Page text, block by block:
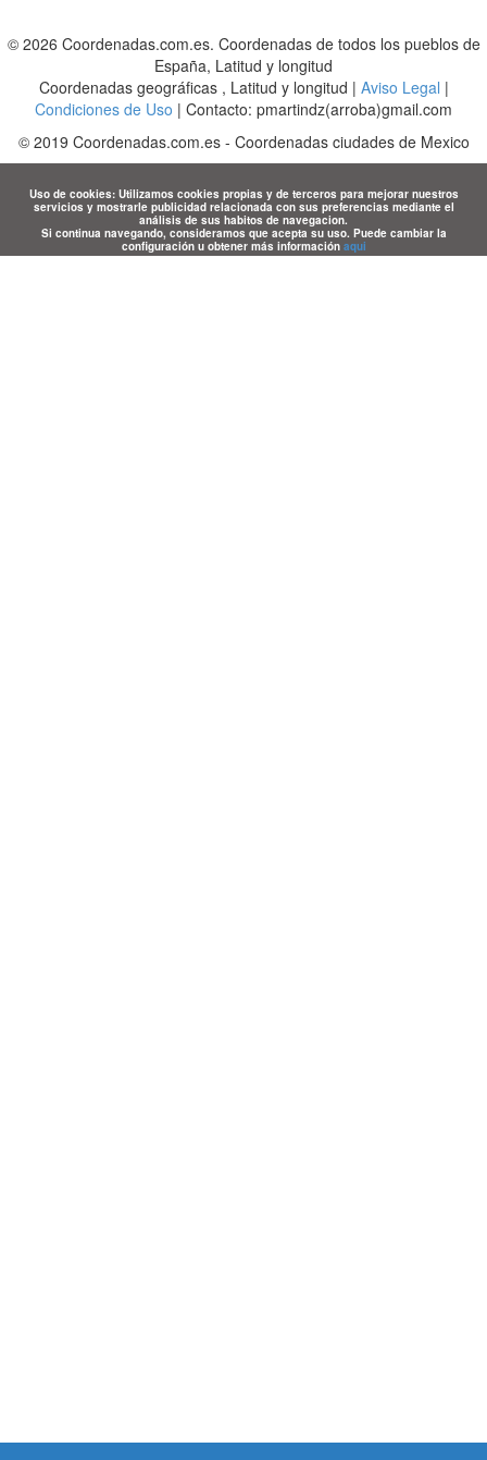
© 2026 Coordenadas.com.es. Coordenadas de todos los pueblos de
España, Latitud y longitud
Coordenadas geográficas , Latitud y longitud | Aviso Legal |
Condiciones de Uso | Contacto: pmartindz(arroba)gmail.com
© 2019 Coordenadas.com.es- Coordenadas ciudades de Mexico
Uso de cookies: Utilizamos cookies propias y de terceros para mejorar nuestros
servicios y mostrarle publicidad relacionada con sus preferencias mediante el
análisis de sus habitos de navegacion.
Si continua navegando, consideramos que acepta su uso. Puede cambiar la
configuración u obtener más información aqui